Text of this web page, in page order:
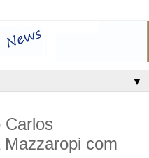
▼
Carlos
com